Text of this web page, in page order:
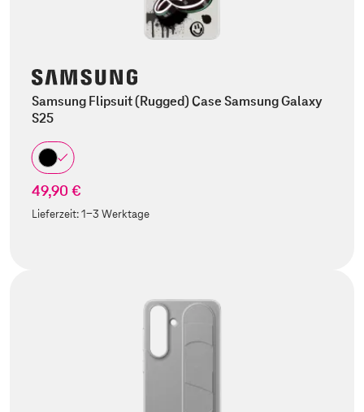
Samsung Flipsuit (Rugged) Case Samsung Galaxy
S25
49,90 €
Lieferzeit:1-3 Werktage